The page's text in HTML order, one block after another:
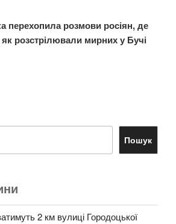
перехопила розмови росіян, де
розстрілювали мирних у Бучі
Пошук
2 км вулиці Городоцької